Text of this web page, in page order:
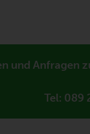
und Anfragen
Tel: 089